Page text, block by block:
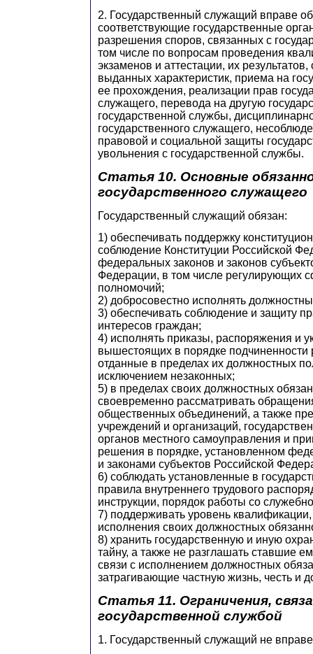
2. Государственный служащий вправе
соответствующие государственные
разрешения споров, связанных с
том числе по вопросам проведения
экзаменов и аттестации, их
выданных характеристик, приема на
ее прохождения, реализации прав
служащего, перевода на другую
государственной службы,
государственного служащего,
правовой и социальной защиты
увольнения с государственной службы.
Статья 10. Основные
государственного служащего
Государственный служащий обязан:
1) обеспечивать поддержку
соблюдение Конституции Российской
федеральных законов и законов
Федерации, в том числе регулирующих
полномочий;
2) добросовестно исполнять
3) обеспечивать соблюдение и защиту
интересов граждан;
4) исполнять приказы, распоряжения и
вышестоящих в порядке подчиненности
отданные в пределах их должностных
исключением незаконных;
5) в пределах своих должностных
своевременно рассматривать
общественных объединений, а также
учреждений и организаций,
органов местного самоуправления и
решения в порядке, установленном
и законами субъектов Российской
6) соблюдать установленные в
правила внутреннего трудового
инструкции, порядок работы со
7) поддерживать уровень
исполнения своих должностных
8) хранить государственную и иную
тайну, а также не разглашать ставшие
связи с исполнением должностных
затрагивающие частную жизнь, честь и
Статья 11. Ограничения,
государственной службой
1. Государственный служащий не